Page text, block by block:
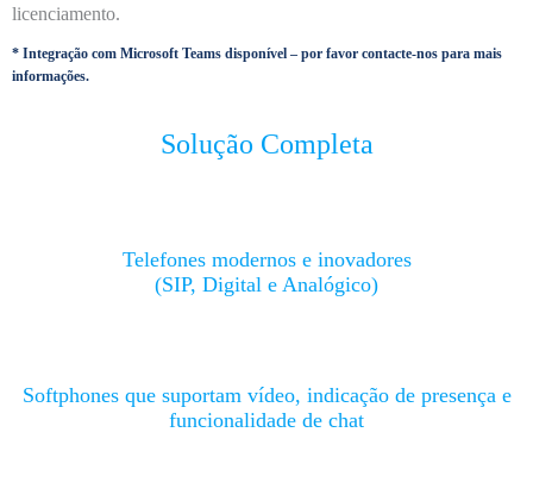
licenciamento.
* Integração com Microsoft Teams disponível – por favor contacte-nos para mais
informações.
Solução Completa
Telefones modernos e inovadores
(SIP, Digital e Analógico)
Softphones que suportam vídeo, indicação de presença e
funcionalidade de chat